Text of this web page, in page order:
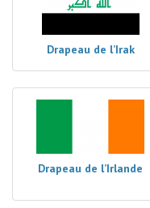
Drapeau de l’Irak
Drapeau de l’Irlande